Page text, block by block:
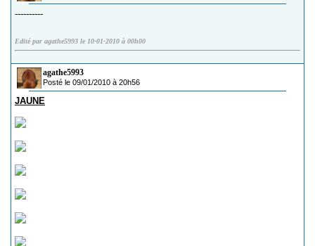
----------
Edité par agathe5993 le 10-01-2010 à 00h00
agathe5993
Posté le 09/01/2010 à 20h56
JAUNE